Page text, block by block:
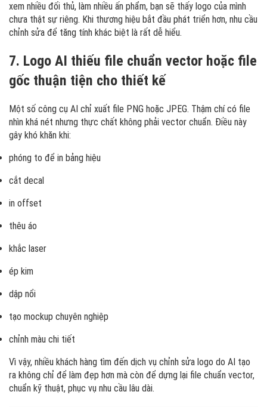
xem nhiều đối thủ, làm nhiều ấn phẩm, bạn sẽ thấy logo của mình
chưa thật sự riêng. Khi thương hiệu bắt đầu phát triển hơn, nhu cầu
chỉnh sửa để tăng tính khác biệt là rất dễ hiểu.
7. Logo AI thiếu file chuẩn vector hoặc file
gốc thuận tiện cho thiết kế
Một số công cụ AI chỉ xuất file PNG hoặc JPEG. Thậm chí có file
nhìn khá nét nhưng thực chất không phải vector chuẩn. Điều này
gây khó khăn khi:
phóng to để in bảng hiệu
cắt decal
in offset
thêu áo
khắc laser
ép kim
dập nổi
tạo mockup chuyên nghiệp
chỉnh màu chi tiết
Vì vậy, nhiều khách hàng tìm đến dịch vụ chỉnh sửa logo do AI tạo
ra không chỉ để làm đẹp hơn mà còn để dựng lại file chuẩn vector,
chuẩn kỹ thuật, phục vụ nhu cầu lâu dài.